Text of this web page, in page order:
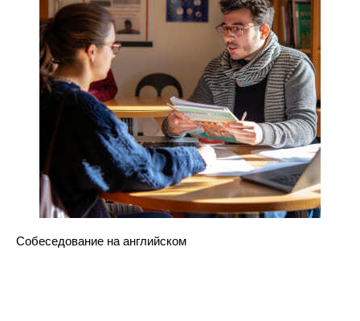
Собеседование на английском